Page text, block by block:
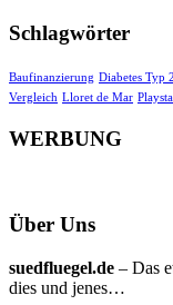
Schlagwörter
Baufinanzierung Diabetes Typ 2
Vergleich Lloret de Mar
WERBUNG
Über Uns
suedfluegel.de – Das
dies und jenes…